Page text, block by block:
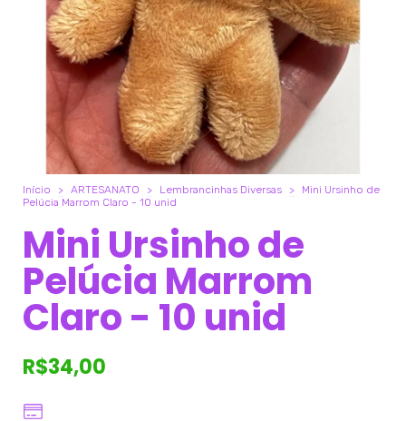
Início > ARTESANATO > Lembrancinhas Diversas >
Mini Ursinho de
Pelúcia Marrom Claro - 10 unid
Mini Ursinho de
Pelúcia Marrom
Claro - 10 unid
R$34,00